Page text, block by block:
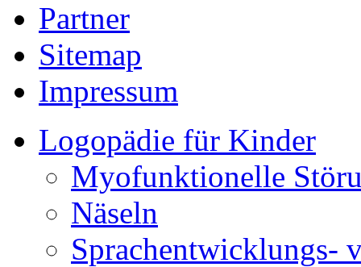
Partner
Sitemap
Impressum
Logopädie für Kinder
Myofunktionelle
Näseln
Sprachentwicklungs-